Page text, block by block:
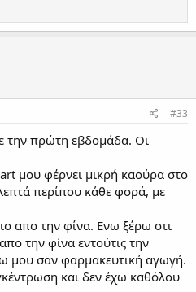
#33
την πρώτη εβδομάδα. Οι
μου φέρνει μικρή καούρα στο
περίπου κάθε φορά, με
απο την φίνα. Ενω ξέρω οτι
την φίνα εντούτις την
μου σαν φαρμακευτική αγωγή.
και δεν έχω καθόλου